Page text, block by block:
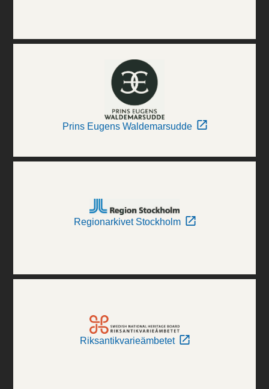
Prins Eugens Waldemarsudde
Regionarkivet Stockholm
Riksantikvarieämbetet